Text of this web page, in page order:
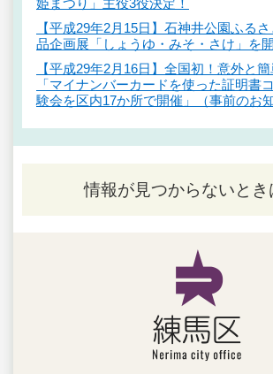
姫まつり」主役3役決定！
【平成29年2月15日】石神井公園ふる
品企画展「しょうゆ・みそ・さけ」を
【平成29年2月16日】全国初！意外と簡
「マイナンバーカードを使った証明書
験会を区内17か所で開催」（事前のお知
情報が見つからないとき